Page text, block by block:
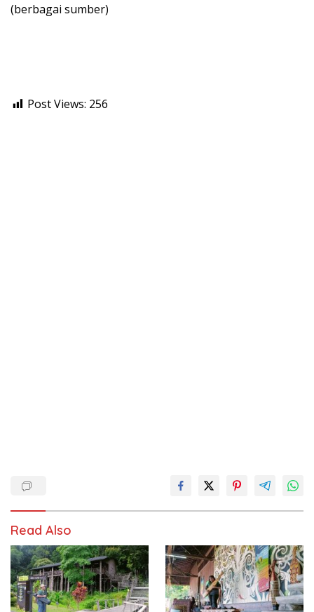
(berbagai sumber)
Post Views: 256
Read Also